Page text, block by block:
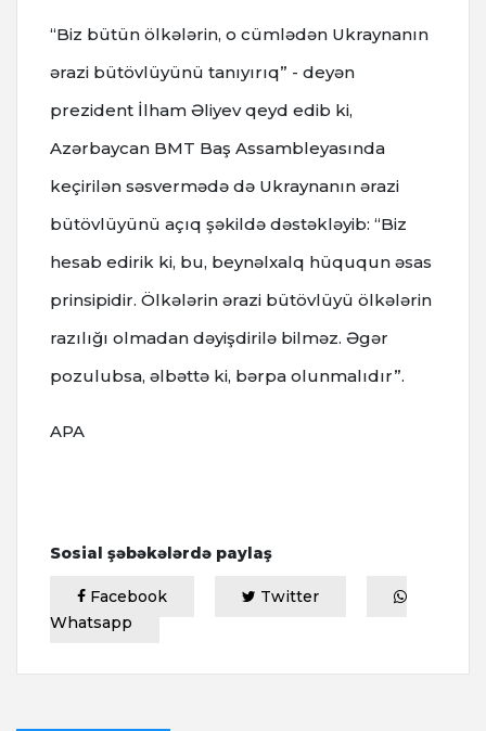
“Biz bütün ölkələrin, o cümlədən Ukraynanın
ərazi bütövlüyünü tanıyırıq” - deyən
prezident İlham Əliyev qeyd edib ki,
Azərbaycan BMT Baş Assambleyasında
keçirilən səsvermədə də Ukraynanın ərazi
bütövlüyünü açıq şəkildə dəstəkləyib: “Biz
hesab edirik ki, bu, beynəlxalq hüququn əsas
prinsipidir. Ölkələrin ərazi bütövlüyü ölkələrin
razılığı olmadan dəyişdirilə bilməz. Əgər
pozulubsa, əlbəttə ki, bərpa olunmalıdır”.
APA
Sosial şəbəkələrdə paylaş
Facebook
Twitter
Whatsapp